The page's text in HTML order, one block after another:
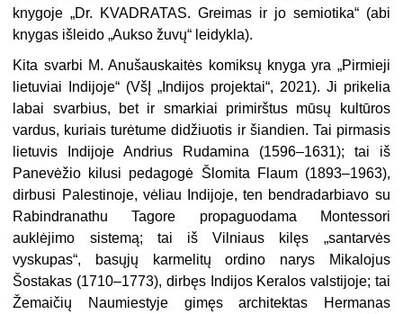
knygoje „Dr. KVADRATAS. Greimas ir jo semiotika“ (abi
knygas išleido „Aukso žuvų“ leidykla).
Kita svarbi M. Anušauskaitės komiksų knyga yra „Pirmieji
lietuviai Indijoje“ (VšĮ „Indijos projektai“, 2021). Ji prikelia
labai svarbius, bet ir smarkiai primirštus mūsų kultūros
vardus, kuriais turėtume didžiuotis ir šiandien. Tai pirmasis
lietuvis Indijoje Andrius Rudamina (1596–1631); tai iš
Panevėžio kilusi pedagogė Šlomita Flaum (1893–1963),
dirbusi Palestinoje, vėliau Indijoje, ten bendradarbiavo su
Rabindranathu Tagore propaguodama Montessori
auklėjimo sistemą; tai iš Vilniaus kilęs „santarvės
vyskupas“, basųjų karmelitų ordino narys Mikalojus
Šostakas (1710–1773), dirbęs Indijos Keralos valstijoje; tai
Žemaičių Naumiestyje gimęs architektas Hermanas